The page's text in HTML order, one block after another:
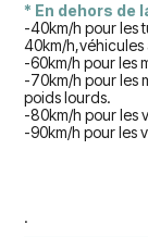
* En dehors de
-40km/h pour les
40km/h,véhicules
-60km/h pour les
-70km/h pour les
poids lourds.
-80km/h pour les
-90km/h pour les
.